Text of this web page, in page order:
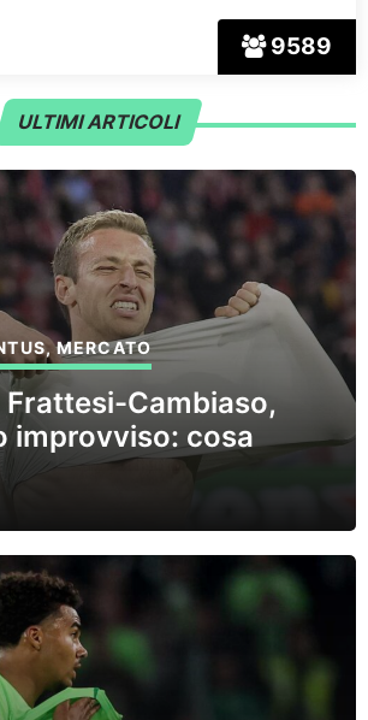
9589
ULTIMI ARTICOLI
,MERCATO
Frattesi-Cambiaso,
improvviso: cosa